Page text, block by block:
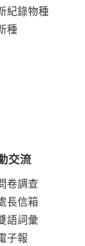
紀錄物種
種
交流
卷調查
長信箱
語詞彙
子報